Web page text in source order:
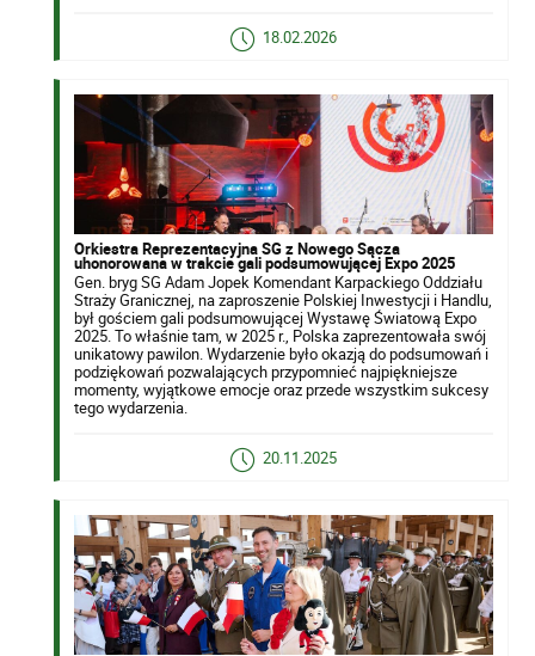
18.02.2026
Orkiestra Reprezentacyjna SG z Nowego Sącza
uhonorowana w trakcie gali podsumowującej Expo 2025
Gen. bryg SG Adam Jopek Komendant Karpackiego Oddziału
Straży Granicznej, na zaproszenie Polskiej Inwestycji i Handlu,
był gościem gali podsumowującej Wystawę Światową Expo
2025. To właśnie tam, w 2025 r., Polska zaprezentowała swój
unikatowy pawilon. Wydarzenie było okazją do podsumowań i
podziękowań pozwalających przypomnieć najpiękniejsze
momenty, wyjątkowe emocje oraz przede wszystkim sukcesy
tego wydarzenia.
20.11.2025